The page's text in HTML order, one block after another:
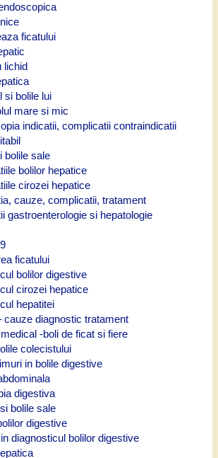
ficatului
lichid
si bolile lui
mare si mic
indicatii, complicatii contraindicatii
bolile sale
bolilor hepatice
cirozei hepatice
cauze, complicatii, tratament
gastroenterologie si hepatologie
ficatului
bolilor digestive
cirozei hepatice
hepatitei
cauze diagnostic tratament
-boli de ficat si fiere
colecistului
in bolile digestive
digestiva
bolile sale
digestive
diagnosticul bolilor digestive